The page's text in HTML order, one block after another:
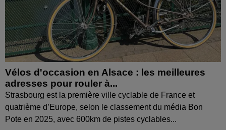
Vélos d'occasion en Alsace : les meilleures
adresses pour rouler à...
Strasbourg est la première ville cyclable de France et
quatrième d’Europe, selon le classement du média Bon
Pote en 2025, avec 600km de pistes cyclables...